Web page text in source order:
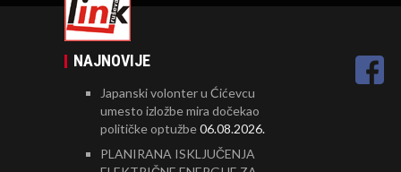
NAJNOVIJE
Japanski volonter u Ćićevcu
umesto izložbe mira dočekao
političke optužbe06.08.2026.
PLANIRANA ISKLJUČENJA